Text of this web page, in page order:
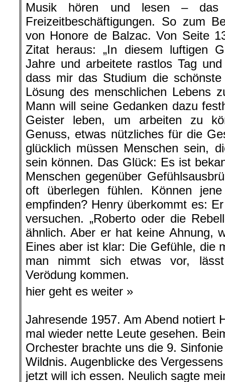
Musik hören und lesen – das
Freizeitbeschäftigungen. So zum
von Honore de Balzac. Von Seite
Zitat heraus: „In diesem luftigen
Jahre und arbeitete rastlos Tag
dass mir das Studium die
Lösung des menschlichen Lebens
Mann will seine Gedanken dazu
Geister leben, um arbeiten zu
Genuss, etwas nützliches für die
glücklich müssen Menschen sein,
sein können. Das Glück: Es ist
Menschen gegenüber
oft überlegen fühlen. Können
empfinden? Henry überkommt es:
versuchen. „Roberto oder die
ähnlich. Aber er hat keine Ahnung,
Eines aber ist klar: Die Gefühle, die
man nimmt sich etwas vor,
Verödung kommen.
hier geht es weiter »
Jahresende 1957. Am Abend notiert
mal wieder nette Leute gesehen.
Orchester brachte uns die 9.
Wildnis. Augenblicke des
jetzt will ich essen. Neulich sagte